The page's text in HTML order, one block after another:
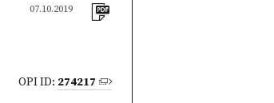
07.10.2019
OPI ID: 274217